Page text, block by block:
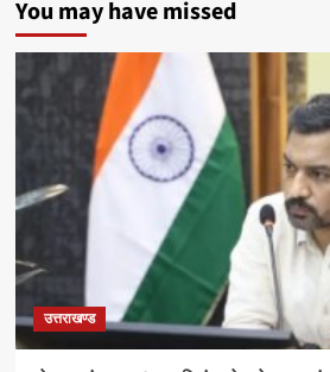
You may have missed
उत्तराखण्ड